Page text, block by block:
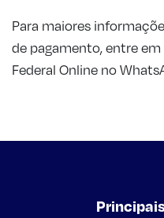
Para maiores
de pagamento, entre
Federal Online no